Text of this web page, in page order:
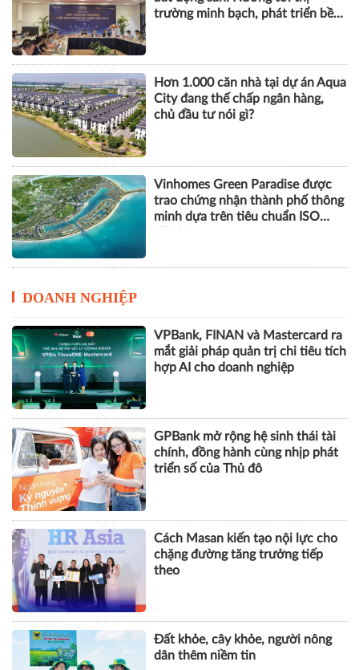
trường minh bạch, phát triển bền
Hơn 1.000 căn nhà tại dự án Aqua
City đang thế chấp ngân hàng,
chủ đầu tư nói gì?
Vinhomes Green Paradise được
trao chứng nhận thành phố thông
minh dựa trên tiêu chuẩn ISO
DOANH NGHIỆP
VPBank, FINAN và Mastercard ra
mắt giải pháp quản trị chi tiêu tích
hợp AI cho doanh nghiệp
GPBank mở rộng hệ sinh thái tài
chính, đồng hành cùng nhịp phát
triển số của Thủ đô
Cách Masan kiến tạo nội lực cho
chặng đường tăng trưởng tiếp
theo
Đất khỏe, cây khỏe, người nông
dân thêm niềm tin